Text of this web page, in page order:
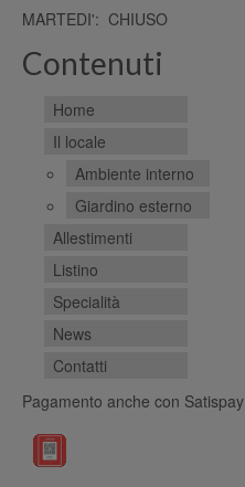
MARTEDI': CHIUSO
Contenuti
Home
Il locale
Ambiente interno
Giardino esterno
Allestimenti
Listino
Specialità
News
Contatti
Pagamento anche con Satispay